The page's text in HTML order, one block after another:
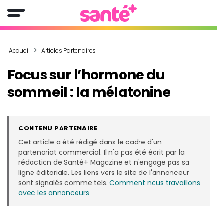
Accueil Articles Partenaires
Focus sur l’hormone du
sommeil : la mélatonine
CONTENU PARTENAIRE
Cet article a été rédigé dans le cadre d'un
partenariat commercial. Il n'a pas été écrit par la
rédaction de Santé+ Magazine et n'engage pas sa
ligne éditoriale. Les liens vers le site de l'annonceur
sont signalés comme tels. Comment nous travaillons
avec les annonceurs